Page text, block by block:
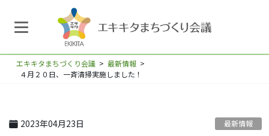
エキキタまちづくり会議 > 最新情報 >
４月２０日、一斉清掃実施しました！
2023年04月23日 最新情報